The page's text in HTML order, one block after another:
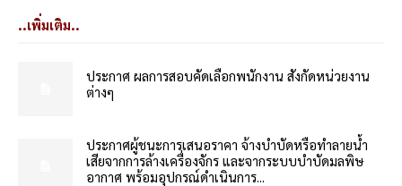
..เพิ่มเติม..
ประกาศ ผลการสอบคัดเลือกพนักงาน สังกัดหน่วยงาน
ต่างๆ
ประกาศผู้ชนะการเสนอราคา จ้างบำบัดหรือทำลายน้ำ
เสียจากการล้างเครื่องจักร และจากระบบบำบัดมลพิษ
อากาศ พร้อมอุปกรณ์ดำเนินการ...